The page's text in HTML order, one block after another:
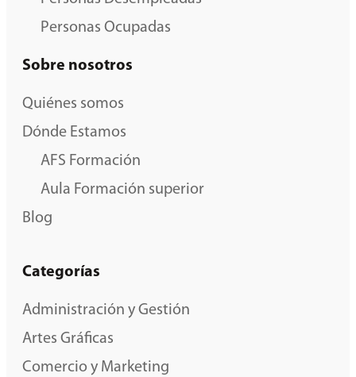
Personas Ocupadas
Sobre nosotros
Quiénes somos
Dónde Estamos
AFS Formación
Aula Formación superior
Blog
Categorías
Administración y Gestión
Artes Gráficas
Comercio y Marketing